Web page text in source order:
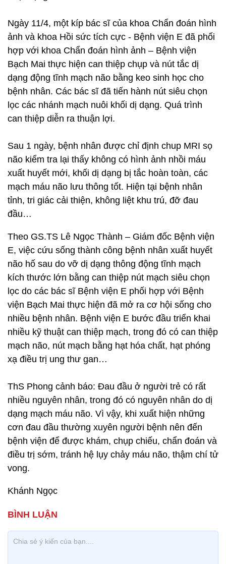
Ngày 11/4, một kíp bác sĩ của khoa Chẩn đoán hình
ảnh và khoa Hồi sức tích cực - Bệnh viện E đã phối
hợp với khoa Chẩn đoán hình ảnh – Bệnh viện
Bạch Mai thực hiện can thiệp chụp và nút tắc dị
dạng động tĩnh mạch não bằng keo sinh học cho
bệnh nhân. Các bác sĩ đã tiến hành nút siêu chọn
lọc các nhánh mạch nuôi khối dị dạng. Quá trình
can thiệp diễn ra thuận lợi.
Sau 1 ngày, bệnh nhân được chỉ định chup MRI sọ
não kiểm tra lại thấy không có hình ảnh nhồi máu
xuất huyết mới, khối dị dạng bị tắc hoàn toàn, các
mạch máu não lưu thông tốt. Hiện tại bệnh nhân
tỉnh, tri giác cải thiện, không liệt khu trú, đỡ đau
đầu…
Theo GS.TS Lê Ngọc Thành – Giám đốc Bệnh viện
E, việc cứu sống thành công bệnh nhân xuất huyết
não hố sau do vỡ dị dạng thông động tĩnh mạch
kích thước lớn bằng can thiệp nút mạch siêu chọn
lọc do các bác sĩ Bệnh viện E phối hợp với Bệnh
viện Bạch Mai thực hiện đã mở ra cơ hội sống cho
nhiều bệnh nhân. Bệnh viện E bước đầu triển khai
nhiều kỹ thuật can thiệp mạch, trong đó có can thiệp
mạch não, nút mạch bằng hạt hóa chất, hạt phóng
xạ điều trị ung thư gan…
ThS Phong cảnh báo: Đau đầu ở người trẻ có rất
nhiều nguyên nhân, trong đó có nguyên nhân do dị
dạng mạch máu não. Vì vậy, khi xuất hiện những
cơn đau đầu thường xuyên người bệnh nên đến
bệnh viện để được khám, chụp chiếu, chẩn đoán và
điều trị sớm, tránh hệ lụy chảy máu não, thậm chí tử
vong.
Khánh Ngọc